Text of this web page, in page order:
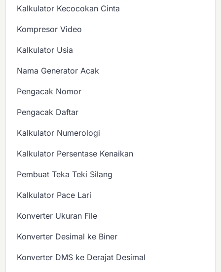
Kalkulator Kecocokan Cinta
Kompresor Video
Kalkulator Usia
Nama Generator Acak
Pengacak Nomor
Pengacak Daftar
Kalkulator Numerologi
Kalkulator Persentase Kenaikan
Pembuat Teka Teki Silang
Kalkulator Pace Lari
Konverter Ukuran File
Konverter Desimal ke Biner
Konverter DMS ke Derajat Desimal